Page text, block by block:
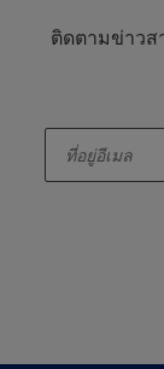
ติดตามข่าวส